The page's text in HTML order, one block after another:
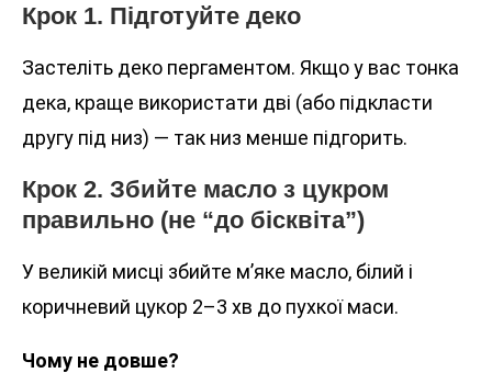
Крок 1. Підготуйте деко
Застеліть деко пергаментом. Якщо у вас тонка
дека, краще використати дві (або підкласти
другу під низ) — так низ менше підгорить.
Крок 2. Збийте масло з цукром
правильно (не “до бісквіта”)
У великій мисці збийте м’яке масло, білий і
коричневий цукор 2–3 хв до пухкої маси.
Чому не довше?